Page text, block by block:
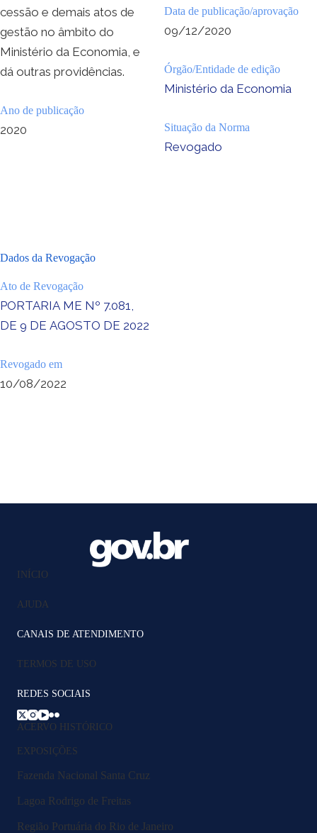
cessão e demais atos de
gestão no âmbito do
Ministério da Economia, e
dá outras providências.
Ano de publicação
2020
Data de publicação/aprovação
09/12/2020
Órgão/Entidade de edição
Ministério da Economia
Situação da Norma
Revogado
Dados da Revogação
Ato de Revogação
PORTARIA ME Nº 7.081,
DE 9 DE AGOSTO DE 2022
Revogado em
10/08/2022
INÍCIO
AJUDA
CANAIS DE ATENDIMENTO
TERMOS DE USO
REDES SOCIAIS
ACERVO HISTÓRICO
EXPOSIÇÕES
Fazenda Nacional Santa Cruz
Lagoa Rodrigo de Freitas
Região Portuária do Rio de Janeiro